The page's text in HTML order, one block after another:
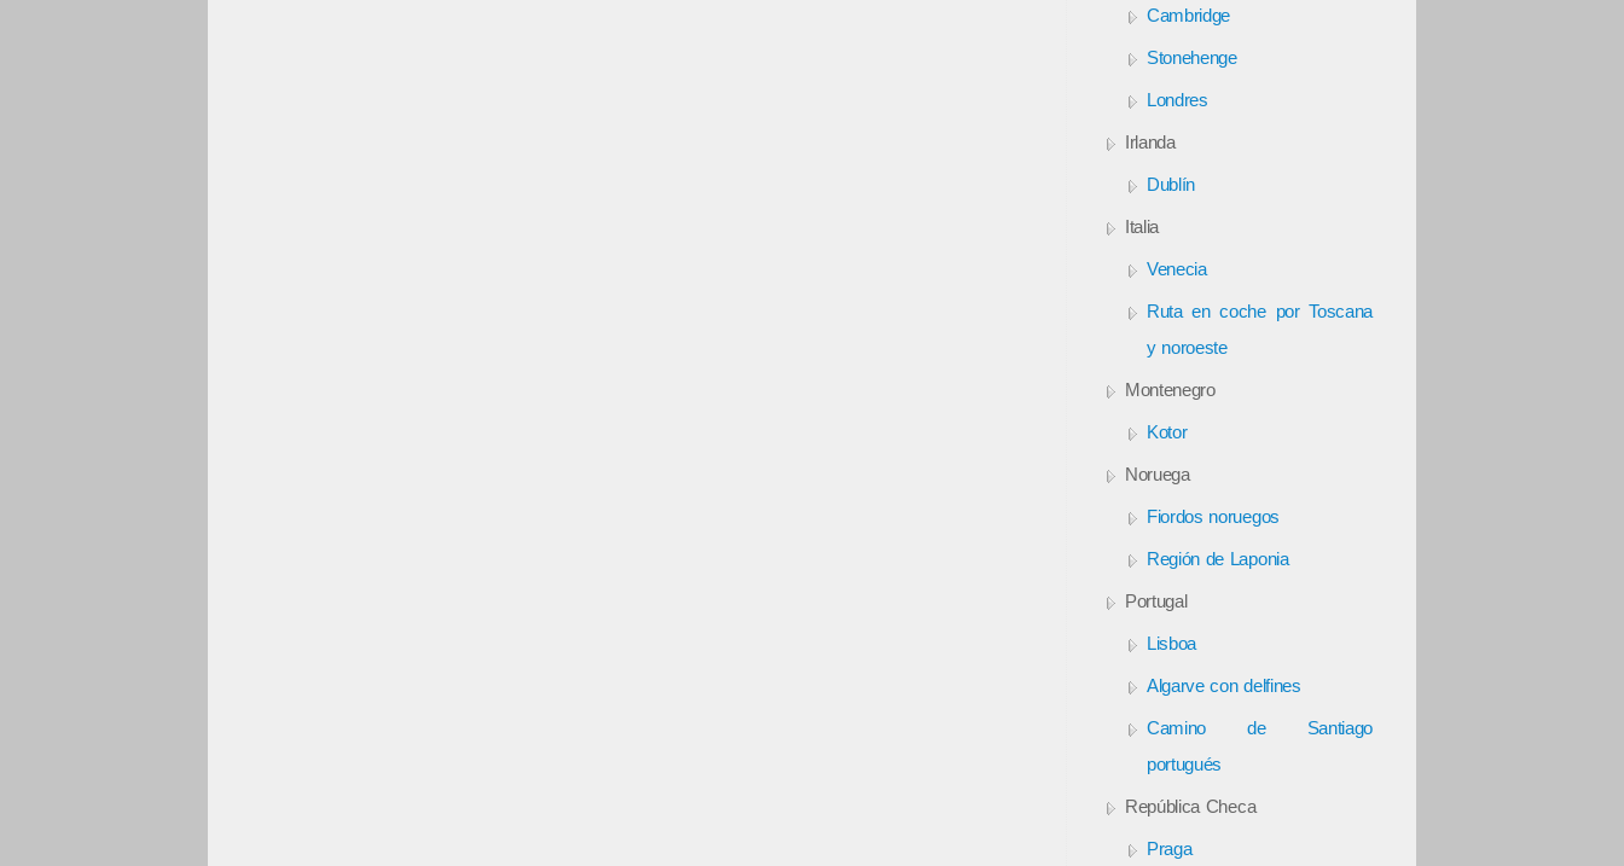
Cambridge
Stonehenge
Londres
Irlanda
Dublín
Italia
Venecia
Ruta en coche por Toscana
y noroeste
Montenegro
Kotor
Noruega
Fiordos noruegos
Región de Laponia
Portugal
Lisboa
Algarve con delfines
Camino de Santiago
portugués
República Checa
Praga